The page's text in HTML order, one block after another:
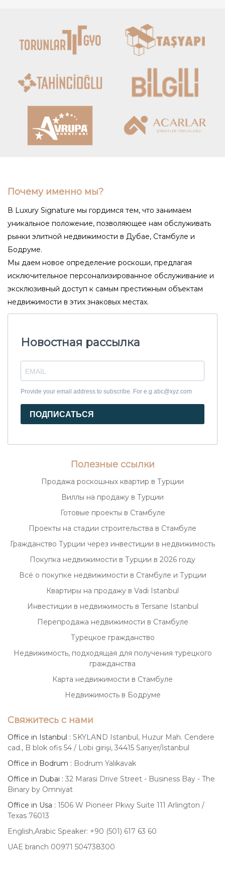
Почему именно мы?
В Luxury Signature мы гордимся тем, что занимаем
уникальное положение, позволяющее нам обслуживать
рынки элитной недвижимости в Дубае, Стамбуле и
Бодруме.
Мы даем новое определение роскоши, предлагая
исключительное персонализированное обслуживание и
эксклюзивный доступ к самым престижным объектам
недвижимости в этих знаковых местах.
Новостная рассылка
Provide your email address to subscribe. For e.g abc@xyz.com
ПОДПИСАТЬСЯ
Полезные ссылки
Продажа роскошных квартир в Турции
Виллы на продажу в Турции
Готовые проекты в Стамбуле
Проекты на стадии строительства в Стамбуле
Гражданство Турции через инвестиции в недвижимость
Покупка недвижимости в Турции в 2026 году
Всё о покупке недвижимости в Стамбуле и Турции
Квартиры на продажу в Vadi Istanbul
Инвестиции в недвижимость в Tersane Istanbul
Перепродажа недвижимости в Стамбуле
Турецкое гражданство
Недвижимость, подходящая для получения турецкого
гражданства
Карта недвижимости в Стамбуле
Недвижимость в Бодруме
Свяжитесь с нами
Office in Istanbul : SKYLAND Istanbul, Huzur Mah. Cendere
cad., B blok ofis 54 / Lobi girişi, 34415 Sarıyer/İstanbul
Office in Bodrum : Bodrum Yalıkavak
Office in Dubai : 32 Marasi Drive Street - Business Bay - The
Binary by Omniyat
Office in Usa : 1506 W Pioneer Pkwy Suite 111 Arlington /
Texas 76013
English,Arabic Speaker: +90 (501) 617 63 60
UAE branch 00971 504738300